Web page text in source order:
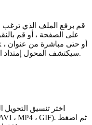
قم برفع الملف الذي ترغب
على الصفحة ، أو قم
URL لفيديوهات اليوتيوب). سيكتشف المحول إمتداد الملف تلقائيًا.
اختر تنسيق